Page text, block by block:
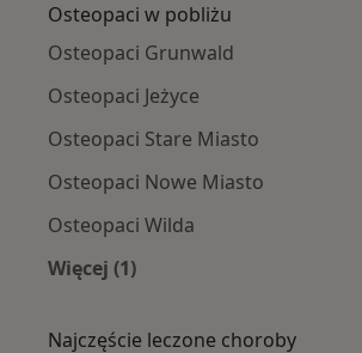
Osteopaci w pobliżu
Osteopaci Grunwald
Osteopaci Jeżyce
Osteopaci Stare Miasto
Osteopaci Nowe Miasto
Osteopaci Wilda
Więcej (1)
Najczęście leczone choroby